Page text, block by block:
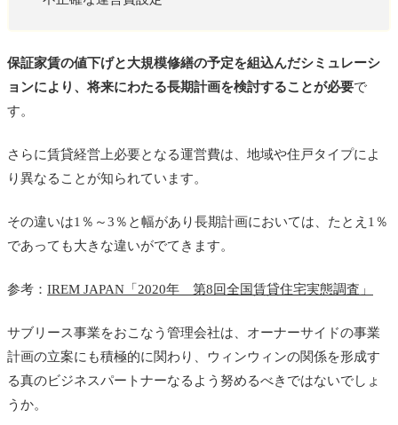
保証家賃の値下げと大規模修繕の予定を組込んだシミュレーシ
ョンにより、将来にわたる長期計画を検討することが必要で
す。
さらに賃貸経営上必要となる運営費は、地域や住戸タイプによ
り異なることが知られています。
その違いは1％～3％と幅があり長期計画においては、たとえ1％
であっても大きな違いがでてきます。
参考： IREM JAPAN「2020年 第8回全国賃貸住宅実態調査」
サブリース事業をおこなう管理会社は、オーナーサイドの事業
計画の立案にも積極的に関わり、ウィンウィンの関係を形成す
る真のビジネスパートナーなるよう努めるべきではないでしょ
うか。